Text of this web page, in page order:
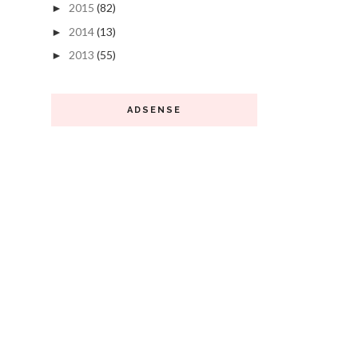
► 2015 (82)
► 2014(13)
► 2013 (55)
ADSENSE